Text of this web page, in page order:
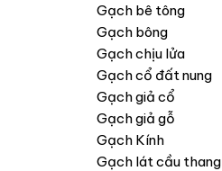
Gạch bê tông
Gạch bông
Gạch chịu lửa
Gạch cổ đất nung
Gạch giả cổ
Gạch giả gỗ
Gạch Kính
Gạch lát cầu thang